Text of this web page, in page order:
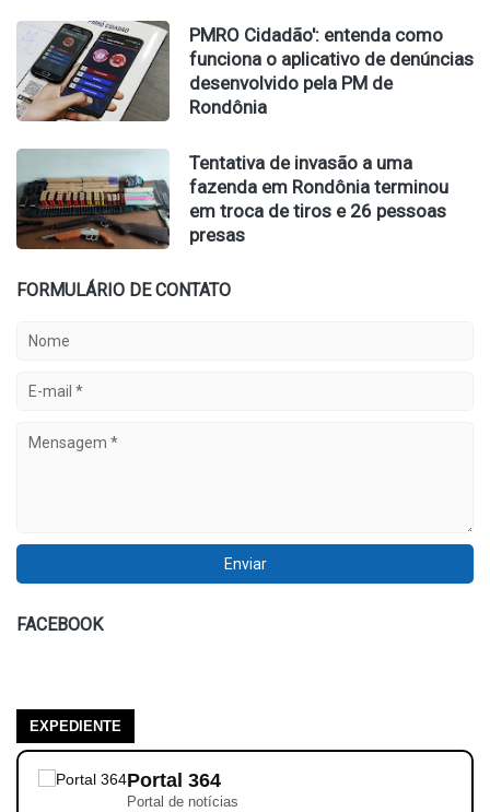
PMRO Cidadão': entenda como
funciona o aplicativo de denúncias
desenvolvido pela PM de
Rondônia
Tentativa de invasão a uma
fazenda em Rondônia terminou
em troca de tiros e 26 pessoas
presas
FORMULÁRIO DE CONTATO
FACEBOOK
EXPEDIENTE
Portal 364
Portal de notícias